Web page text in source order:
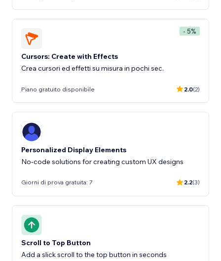
- 5%
Cursors: Create with Effects
Crea cursori ed effetti su misura in pochi sec.
Piano gratuito disponibile 2.0(2)
Personalized Display Elements
No-code solutions for creating custom UX designs
Giorni di prova gratuita: 7 2.2(3)
Scroll to Top Button
Add a slick scroll to the top button in seconds